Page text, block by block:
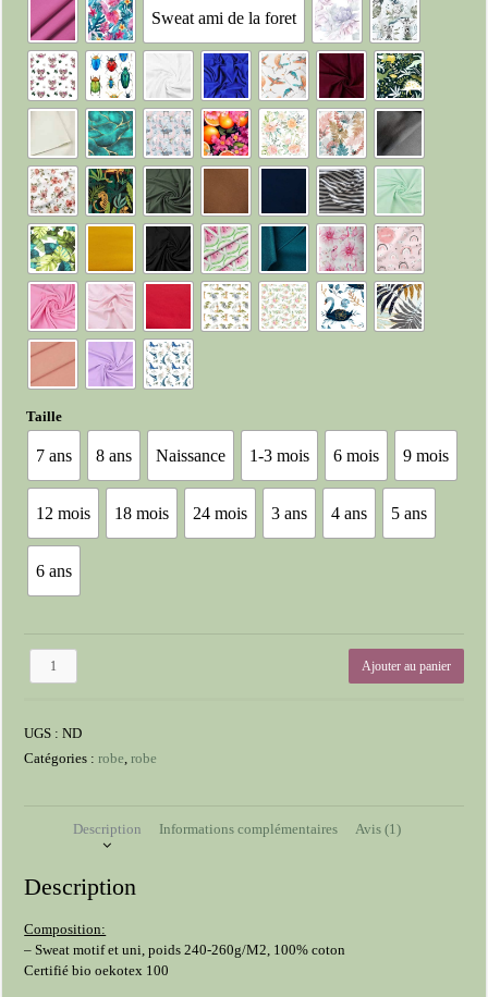
Sweat ami de la foret
Taille
7 ans 8 ans Naissance 1-3 mois 6 mois 9 mois
12 mois 18 mois 24 mois 3 ans 4 ans 5 ans
6 ans
quantité
Ajouter au panier
UGS :ND
Catégories :robe,robe
Description Informations complémentaires Avis (1)
Description
Composition:
– Sweat motif et uni, poids 240-260g/M2, 100% coton
Certifié bio oekotex 100